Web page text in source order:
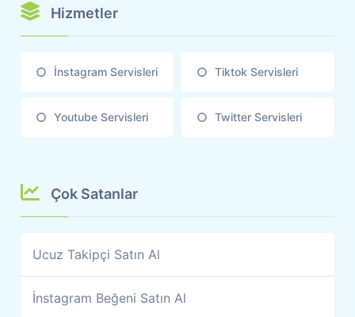
Hizmetler
İnstagram Servisleri Tiktok Servisleri
Youtube Servisleri Twitter Servisleri
Çok Satanlar
Ucuz Takipçi Satın Al
İnstagram Beğeni Satın Al